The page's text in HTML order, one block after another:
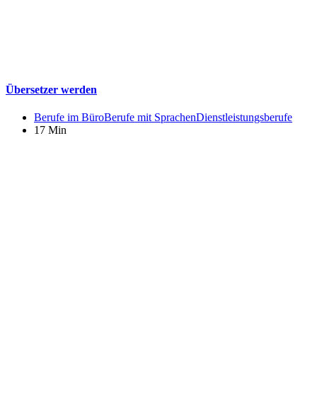
Übersetzer werden
Berufe im BüroBerufe mit SprachenDienstleistungsberufe
17 Min